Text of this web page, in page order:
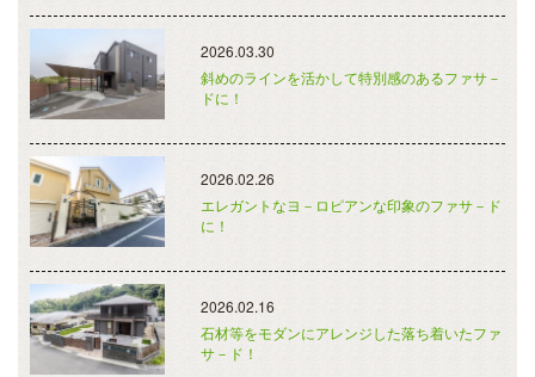
2026.03.30
斜めのラインを活かして特別感のあるファサ－
ドに！
2026.02.26
エレガントなヨ－ロピアンな印象のファサ－ド
に！
2026.02.16
石材等をモダンにアレンジした落ち着いたファ
サ－ド！